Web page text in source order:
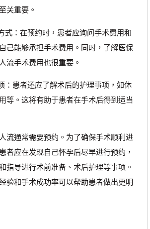
关重要。
式：在预约时，患者应询问手术费用和
己能够承担手术费用。同时，了解医保
流手术费用也很重要。
：患者还应了解术后的护理事项，如休
等。这将有助于患者在手术后得到适当
流通常需要预约。为了确保手术顺利进
者应在发现自己怀孕后尽早进行预约，
指导进行术前准备、术后护理等事项。
验和手术成功率可以帮助患者做出更明